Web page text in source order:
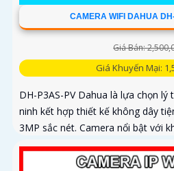
CAMERA WIFI DAHUA
Giá Bán:
Giá Khuyến Mại:
DH-P3AS-PV Dahua là lựa chọn
ninh kết hợp thiết kế không dây
3MP sắc nét. Camera nổi bật với
phát hiện chính xác người và
bằng đèn nháy và còi hú